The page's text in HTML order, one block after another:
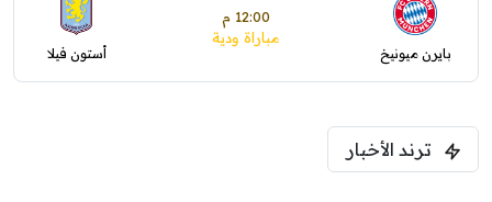
بايرن ميونيخ
12:00 م
مباراة ودية
أستون فيلا
ترند الأخبار